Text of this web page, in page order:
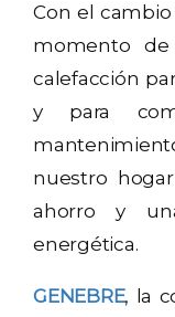
Con el
momento de
calefacción
y para
nuestro
ahorro y
energética.
GENEBRE, la